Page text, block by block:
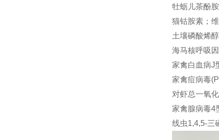
牡蛎儿茶酚
猫钴胺素；
土壤磷酸烯
海马核呼吸
家禽白血病J
家禽痘病毒
对虾总一氧
家禽腺病毒4
线虫1,4,5-三